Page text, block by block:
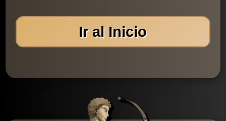
Ir al Inicio